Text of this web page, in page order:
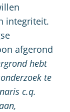
integriteit.
afgerond
hebt
te
c.q.